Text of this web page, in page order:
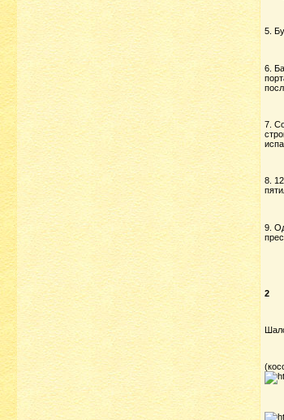
5.
6.
7.
8.
9.
2